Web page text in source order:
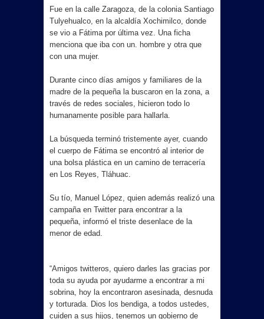
RESPUESTA FAVORABLE A SUS
PETICIONES
del examen de admisión el 10 de julio
Reforzarán retiro de vehículos
abandonados tras quejas ciudadanas
marca precedente nacional en
BETO GRANADOS ESCUCHA A
Y ANUNCIA NUEVAS OBRAS
¡FUERTE GOLPE EN MATAMOROS!
DETIENEN A SEIS Y ASEGURAN
Fue en la calle Zaragoza, de la colonia Santiago
Tulyehualco, en la alcaldía Xochimilco, donde
se vio a Fátima por última vez. Una ficha
menciona que iba con un. hombre y otra que
con una mujer.
Durante cinco días amigos y familiares de la
madre de la pequeña la buscaron en la zona, a
través de redes sociales, hicieron todo lo
humanamente posible para hallarla.
La búsqueda terminó tristemente ayer, cuando
el cuerpo de Fátima se encontró al interior de
una bolsa plástica en un camino de terracería
en Los Reyes, Tláhuac.
Su tío, Manuel López, quien además realizó una
campaña en Twitter para encontrar a la
pequeña, informó el triste desenlace de la
menor de edad.
“Amigos twitteros, quiero darles las gracias por
toda su ayuda por ayudarme a encontrar a mi
sobrina, hoy la encontraron asesinada, desnuda
y torturada. Dios los bendiga, a todos ustedes,
cuiden a sus hijos, tenemos un gobierno de